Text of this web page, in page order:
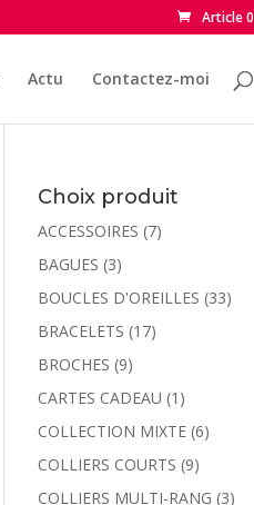
Article 0
Actu Contactez-moi
Choix produit
ACCESSOIRES (7)
BAGUES (3)
BOUCLES D'OREILLES (33)
BRACELETS (17)
BROCHES (9)
CARTES CADEAU (1)
COLLECTION MIXTE (6)
COLLIERS COURTS (9)
COLLIERS MULTI-RANG (3)